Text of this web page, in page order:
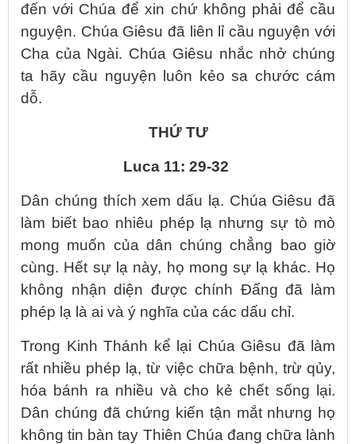
đến với Chúa để xin chứ không phải để cầu
nguyện. Chúa Giêsu đã liên lỉ cầu nguyện với
Cha của Ngài. Chúa Giêsu nhắc nhở chúng
ta hãy cầu nguyện luôn kẻo sa chước cám
dỗ.
THỨ TƯ
Luca 11: 29-32
Dân chúng thích xem dấu lạ. Chúa Giêsu đã
làm biết bao nhiêu phép lạ nhưng sự tò mò
mong muốn của dân chúng chẳng bao giờ
cùng. Hết sự lạ này, họ mong sự lạ khác. Họ
không nhận diện được chính Đấng đã làm
phép lạ là ai và ý nghĩa của các dấu chỉ.
Trong Kinh Thánh kể lại Chúa Giêsu đã làm
rất nhiều phép lạ, từ việc chữa bệnh, trừ qủy,
hóa bánh ra nhiều và cho kẻ chết sống lại.
Dân chúng đã chứng kiến tận mắt nhưng họ
không tin bàn tay Thiên Chúa đang chữa lành